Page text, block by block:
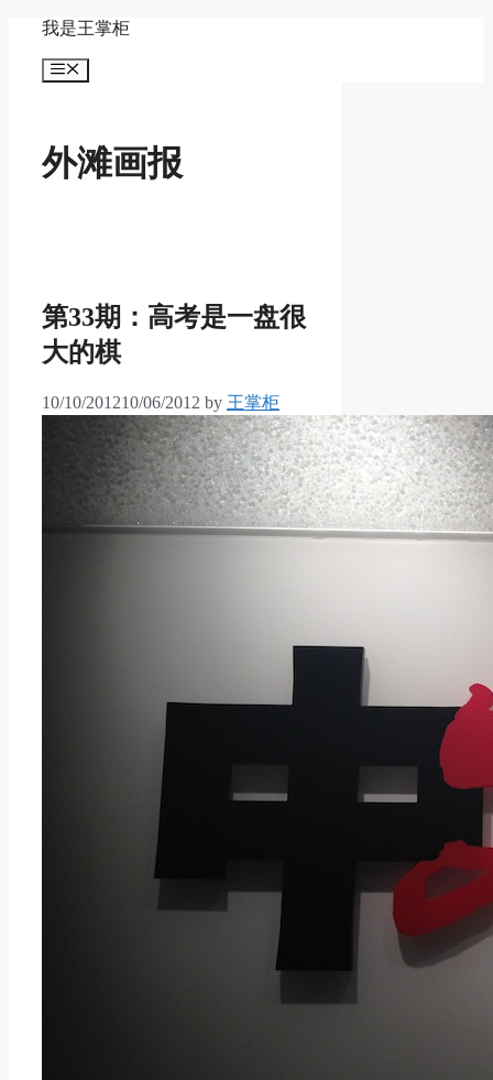
content
我是王掌柜
Menu
外滩画报
第33期：高考是一盘很
大的棋
10/10/201210/06/2012 by 王掌柜